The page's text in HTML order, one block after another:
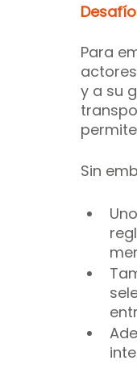
Para
y a su
Sin